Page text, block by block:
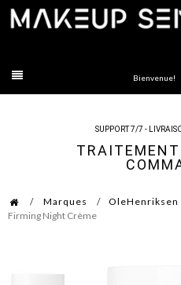
Bienvenue!
SUPPORT 7/7 -
TRAITEMENT
Marques OleHenriksen
Firming Night Crème